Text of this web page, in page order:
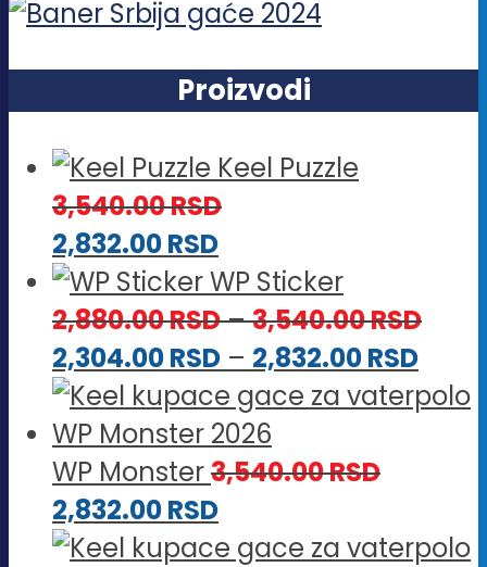
Proizvodi
Keel Puzzle
3,540.00RSD
2,832.00RSD
WP Sticker
2,880.00RSD–3,540.00RSD
od
2,304.00RSD – 2,832.00RSD
WP Monster3,540.00RSD
2,832.00RSD